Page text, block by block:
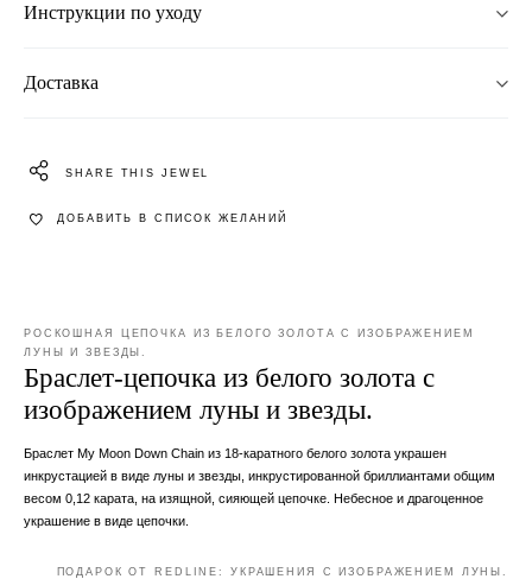
Инструкции по уходу
Доставка
SHARE THIS JEWEL
ДОБАВИТЬ В СПИСОК ЖЕЛАНИЙ
РОСКОШНАЯ ЦЕПОЧКА ИЗ БЕЛОГО ЗОЛОТА С ИЗОБРАЖЕНИЕМ
ЛУНЫ И ЗВЕЗДЫ.
Браслет-цепочка из белого золота с
изображением луны и звезды.
Браслет My Moon Down Chain из 18-каратного белого золота украшен
инкрустацией в виде луны и звезды, инкрустированной бриллиантами общим
весом 0,12 карата, на изящной, сияющей цепочке. Небесное и драгоценное
украшение в виде цепочки.
ПОДАРОК ОТ REDLINE: УКРАШЕНИЯ С ИЗОБРАЖЕНИЕМ ЛУНЫ.